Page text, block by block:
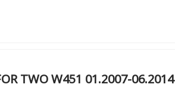
TWO W451 01.2007-06.2014